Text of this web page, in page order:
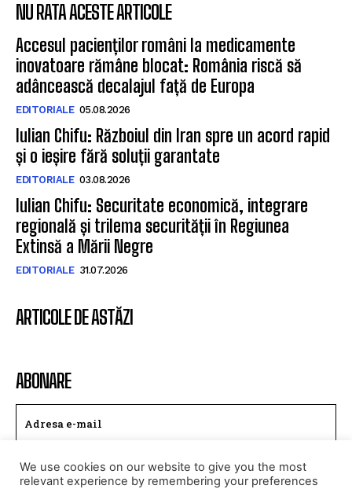
NU RATA ACESTE ARTICOLE
Accesul pacienților români la medicamente
inovatoare rămâne blocat: România riscă să
adâncească decalajul față de Europa
EDITORIALE 05.08.2026
Iulian Chifu: Războiul din Iran spre un acord rapid
și o ieșire fără soluții garantate
EDITORIALE 03.08.2026
Iulian Chifu: Securitate economică, integrare
regională și trilema securității în Regiunea
Extinsă a Mării Negre
EDITORIALE 31.07.2026
ARTICOLE DE ASTĂZI
ABONARE
TRIMITE
We use cookies on our website to give you the most
relevant experience by remembering your preferences